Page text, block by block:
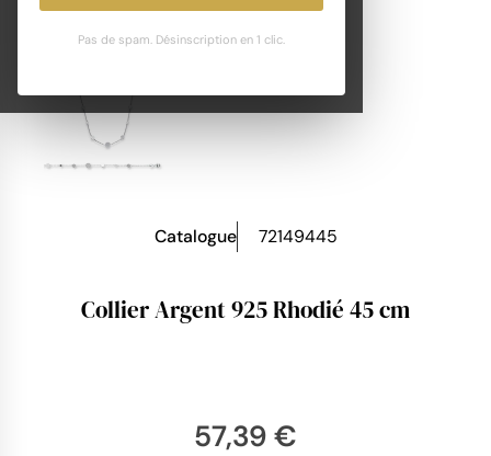
Pas de spam. Désinscription en 1 clic.
Catalogue 72149445
Collier Argent 925 Rhodié 45 cm
57,39 €